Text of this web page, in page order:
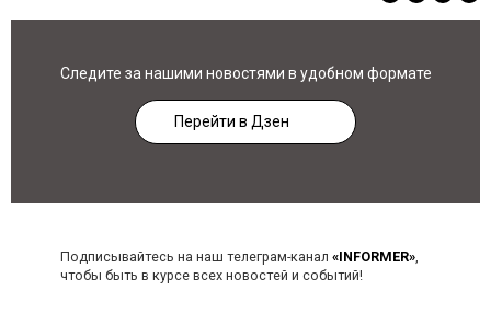
Следите за нашими новостями в удобном формате
Перейти в Дзен
Подписывайтесь на наш телеграм-канал «INFORMER»,
чтобы быть в курсе всех новостей и событий!